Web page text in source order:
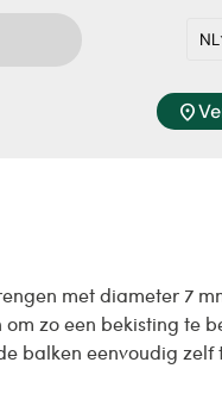
NL
location_on
met diameter 7
zo een bekisting te
balken eenvoudig zelf